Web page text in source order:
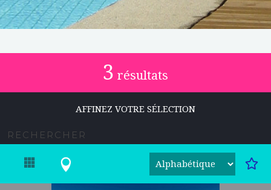
3 résultats
AFFINEZ VOTRE SÉLECTION